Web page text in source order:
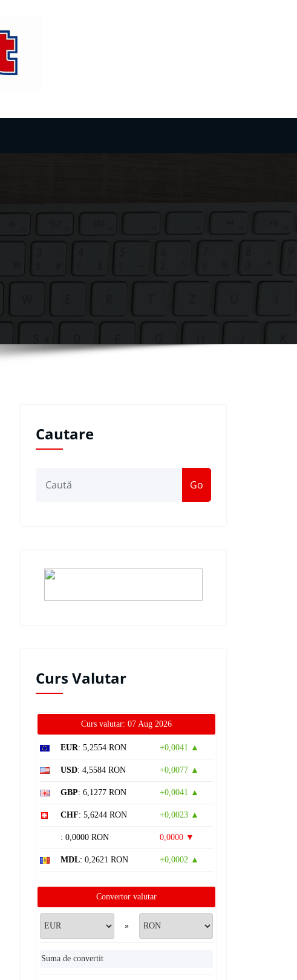
Cautare
Go
Curs Valutar
Curs valutar: 07 Aug 2026
EUR: 5,2554 RON +0,0041 ▲
USD: 4,5584 RON +0,0077 ▲
GBP: 6,1277 RON +0,0041 ▲
CHF: 5,6244 RON +0,0023 ▲
: 0,0000 RON 0,0000 ▼
MDL: 0,2621 RON +0,0002 ▲
Convertor valutar
»